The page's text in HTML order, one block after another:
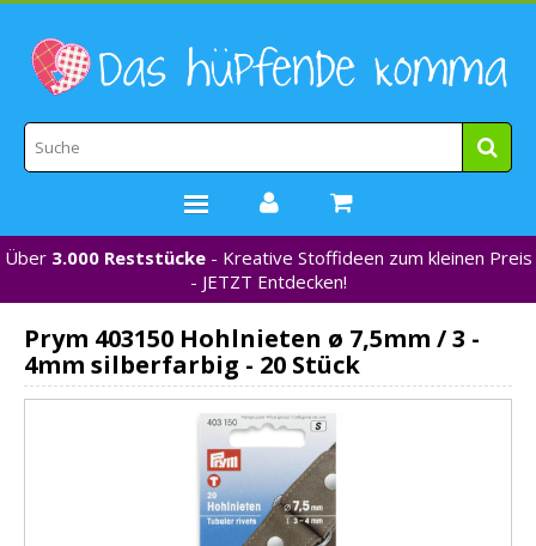
STOFFE
WEBBÄNDER
MARKEN
*NEU*
Über 3.000 Reststücke- Kreative Stoffideen zum kleinen Preis
- JETZT Entdecken!
Prym 403150 Hohlnieten ø 7,5mm / 3 -
4mm silberfarbig - 20 Stück